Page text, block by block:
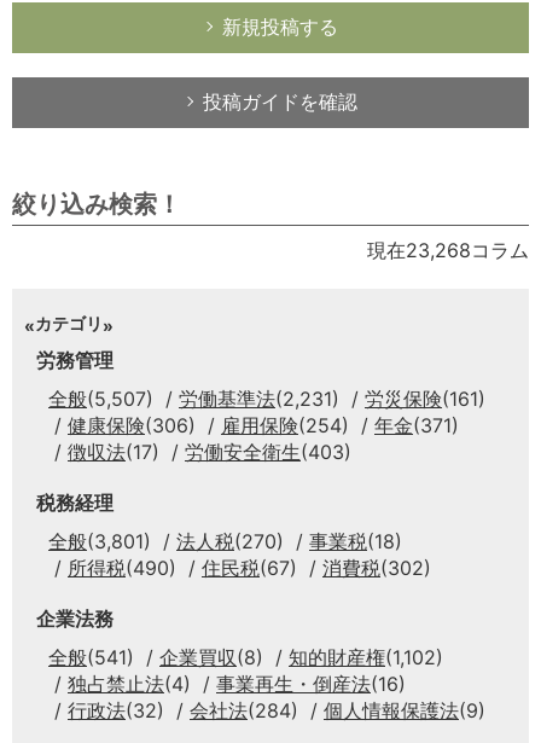
新規投稿する
投稿ガイドを確認
絞り込み検索！
現在23,268コラム
カテゴリ
労務管理
全般(5,507) 労働基準法(2,231) 労災保険(161)
健康保険(306) 雇用保険(254) 年金(371)
徴収法(17) 労働安全衛生(403)
税務経理
全般(3,801) 法人税(270) 事業税(18)
所得税(490) 住民税(67) 消費税(302)
企業法務
全般(541) 企業買収(8) 知的財産権(1,102)
独占禁止法(4) 事業再生・倒産法(16)
行政法(32) 会社法(284) 個人情報保護法(9)